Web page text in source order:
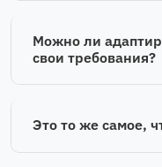
Можно ли
свои требования?
Это то же самое,